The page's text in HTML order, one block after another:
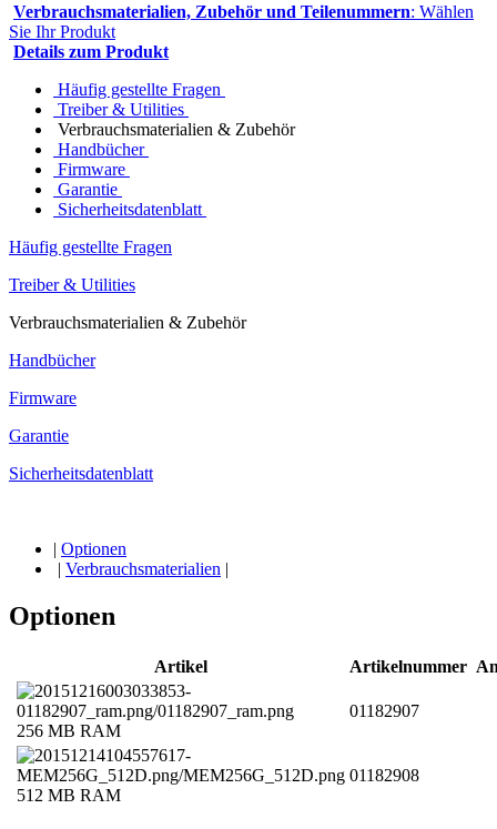
Verbrauchsmaterialien, Zubehör und Teilenummern: Wählen
Sie Ihr Produkt
Details zum Produkt
Häufig gestellte Fragen
Treiber & Utilities
Verbrauchsmaterialien & Zubehör
Handbücher
Firmware
Garantie
Sicherheitsdatenblatt
Häufig gestellte Fragen
Treiber & Utilities
Verbrauchsmaterialien & Zubehör
Handbücher
Firmware
Garantie
Sicherheitsdatenblatt
| Optionen
| Verbrauchsmaterialien |
Optionen
Artikel Artikelnummer
256 MB RAM
01182907
512 MB RAM
01182908